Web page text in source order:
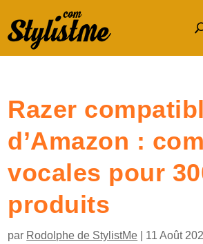
Razer
d’Amazon :
vocales pour
produits
par Rodolphe de StylistMe 11 Août